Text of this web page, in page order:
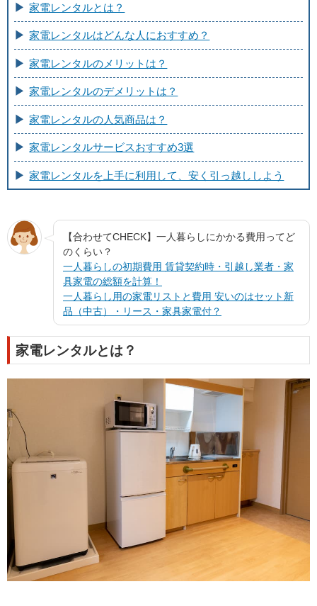
家電レンタルとは？
家電レンタルはどんな人におすすめ？
家電レンタルのメリットは？
家電レンタルのデメリットは？
家電レンタルの人気商品は？
家電レンタルサービスおすすめ3選
家電レンタルを上手に利用して、安く引っ越ししよう
【合わせてCHECK】一人暮らしにかかる費用ってど
のくらい？
一人暮らしの初期費用 賃貸契約時・引越し業者・家
具家電の総額を計算！
一人暮らし用の家電リストと費用 安いのはセット新
品（中古）・リース・家具家電付？
家電レンタルとは？